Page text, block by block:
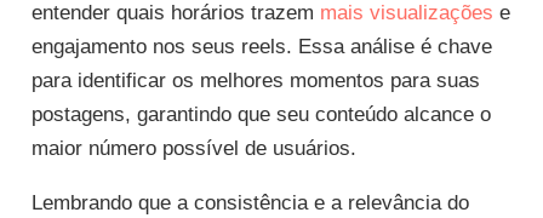
entender quais horários trazem mais visualizações e
engajamento nos seus reels. Essa análise é chave
para identificar os melhores momentos para suas
postagens, garantindo que seu conteúdo alcance o
maior número possível de usuários.
Lembrando que a consistência e a relevância do